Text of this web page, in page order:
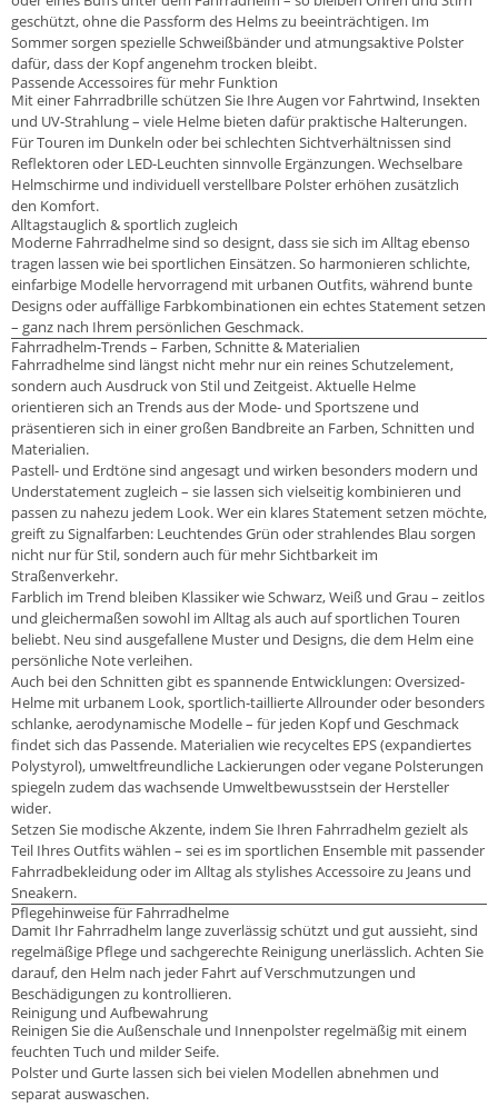
geschützt, ohne die Passform des Helms zu beeinträchtigen. Im
Sommer sorgen spezielle Schweißbänder und atmungsaktive Polster
dafür, dass der Kopf angenehm trocken bleibt.
Passende Accessoires für mehr Funktion
Mit einer Fahrradbrille schützen Sie Ihre Augen vor Fahrtwind, Insekten
und UV-Strahlung – viele Helme bieten dafür praktische Halterungen.
Für Touren im Dunkeln oder bei schlechten Sichtverhältnissen sind
Reflektoren oder LED-Leuchten sinnvolle Ergänzungen. Wechselbare
Helmschirme und individuell verstellbare Polster erhöhen zusätzlich
den Komfort.
Alltagstauglich & sportlich zugleich
Moderne Fahrradhelme sind so designt, dass sie sich im Alltag ebenso
tragen lassen wie bei sportlichen Einsätzen. So harmonieren schlichte,
einfarbige Modelle hervorragend mit urbanen Outfits, während bunte
Designs oder auffällige Farbkombinationen ein echtes Statement setzen
– ganz nach Ihrem persönlichen Geschmack.
Fahrradhelm-Trends – Farben, Schnitte & Materialien
Fahrradhelme sind längst nicht mehr nur ein reines Schutzelement,
sondern auch Ausdruck von Stil und Zeitgeist. Aktuelle Helme
orientieren sich an Trends aus der Mode- und Sportszene und
präsentieren sich in einer großen Bandbreite an Farben, Schnitten und
Materialien.
Pastell- und Erdtöne sind angesagt und wirken besonders modern und
Understatement zugleich – sie lassen sich vielseitig kombinieren und
passen zu nahezu jedem Look. Wer ein klares Statement setzen möchte,
greift zu Signalfarben: Leuchtendes Grün oder strahlendes Blau sorgen
nicht nur für Stil, sondern auch für mehr Sichtbarkeit im
Straßenverkehr.
Farblich im Trend bleiben Klassiker wie Schwarz, Weiß und Grau – zeitlos
und gleichermaßen sowohl im Alltag als auch auf sportlichen Touren
beliebt. Neu sind ausgefallene Muster und Designs, die dem Helm eine
persönliche Note verleihen.
Auch bei den Schnitten gibt es spannende Entwicklungen: Oversized-
Helme mit urbanem Look, sportlich-taillierte Allrounder oder besonders
schlanke, aerodynamische Modelle – für jeden Kopf und Geschmack
findet sich das Passende. Materialien wie recyceltes EPS (expandiertes
Polystyrol), umweltfreundliche Lackierungen oder vegane Polsterungen
spiegeln zudem das wachsende Umweltbewusstsein der Hersteller
wider.
Setzen Sie modische Akzente, indem Sie Ihren Fahrradhelm gezielt als
Teil Ihres Outfits wählen – sei es im sportlichen Ensemble mit passender
Fahrradbekleidung oder im Alltag als stylishes Accessoire zu Jeans und
Sneakern.
Pflegehinweise für Fahrradhelme
Damit Ihr Fahrradhelm lange zuverlässig schützt und gut aussieht, sind
regelmäßige Pflege und sachgerechte Reinigung unerlässlich. Achten Sie
darauf, den Helm nach jeder Fahrt auf Verschmutzungen und
Beschädigungen zu kontrollieren.
Reinigung und Aufbewahrung
Reinigen Sie die Außenschale und Innenpolster regelmäßig mit einem
feuchten Tuch und milder Seife.
Polster und Gurte lassen sich bei vielen Modellen abnehmen und
separat auswaschen.